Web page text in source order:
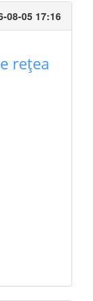
08-05 17:16
rețea